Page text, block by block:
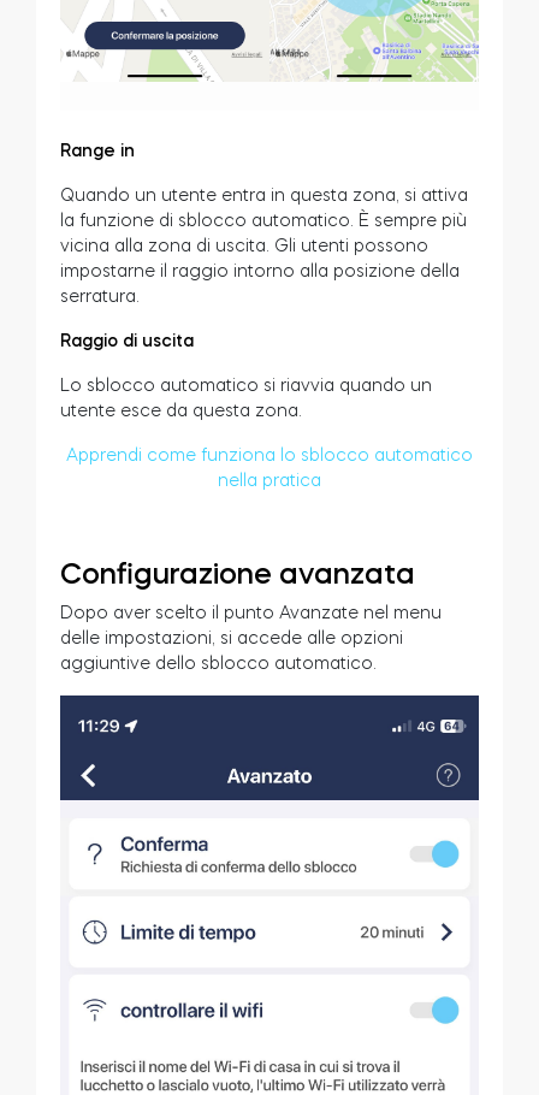
Range in
Quando un utente entra in questa zona, si attiva
la funzione di sblocco automatico. È sempre più
vicina alla zona di uscita. Gli utenti possono
impostarne il raggio intorno alla posizione della
serratura.
Raggio di uscita
Lo sblocco automatico si riavvia quando un
utente esce da questa zona.
Apprendi come funziona lo sblocco automatico
nella pratica
Configurazione avanzata
Dopo aver scelto il punto Avanzate nel menu
delle impostazioni, si accede alle opzioni
aggiuntive dello sblocco automatico.